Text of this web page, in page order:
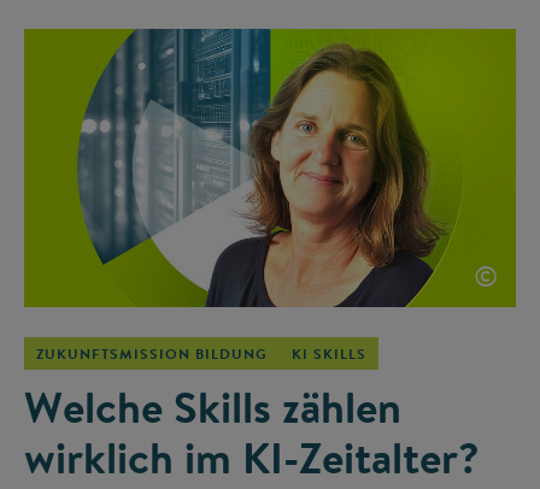
©
ZUKUNFTSMISSION BILDUNG KI SKILLS
Welche Skills zählen
wirklich im KI-Zeitalter?